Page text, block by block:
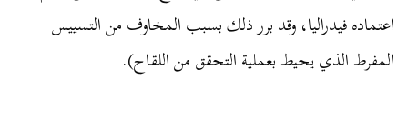
اعتماده فيدراليا، وقد برر ذلك بسبب المخاوف من التسييس
المفرط الذي يحيط بعملية التحقق من اللقاح).